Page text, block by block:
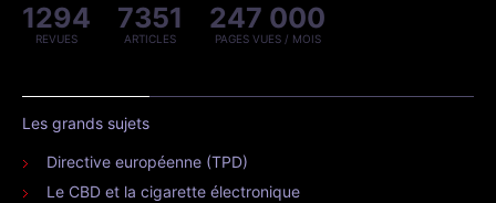
1294
REVUES
7351
ARTICLES
247 000
PAGES VUES / MOIS
Les grands sujets
Directive européenne (TPD)
Le CBD et la cigarette électronique